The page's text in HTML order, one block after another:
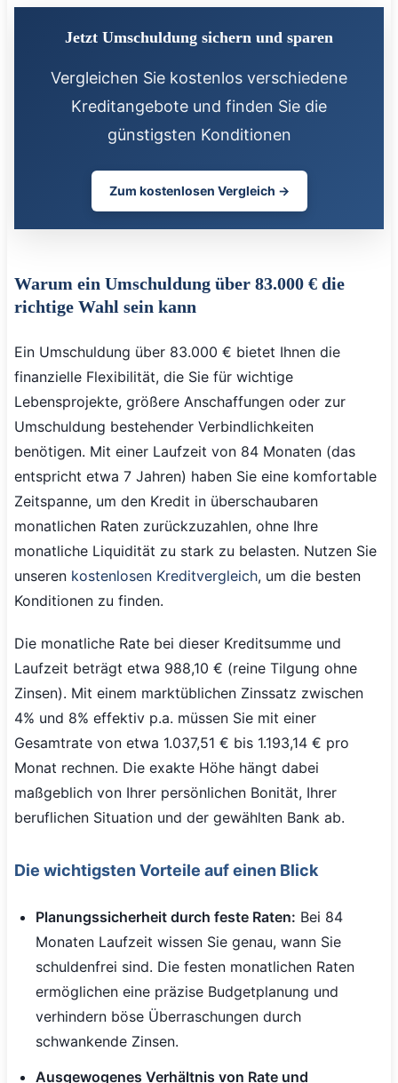
Jetzt Umschuldung sichern und sparen
Vergleichen Sie kostenlos verschiedene
Kreditangebote und finden Sie die
günstigsten Konditionen
Zum kostenlosen Vergleich →
Warum ein Umschuldung über 83.000 € die
richtige Wahl sein kann
Ein Umschuldung über 83.000 € bietet Ihnen die
finanzielle Flexibilität, die Sie für wichtige
Lebensprojekte, größere Anschaffungen oder zur
Umschuldung bestehender Verbindlichkeiten
benötigen. Mit einer Laufzeit von 84 Monaten (das
entspricht etwa 7 Jahren) haben Sie eine komfortable
Zeitspanne, um den Kredit in überschaubaren
monatlichen Raten zurückzuzahlen, ohne Ihre
monatliche Liquidität zu stark zu belasten. Nutzen Sie
unseren kostenlosen Kreditvergleich, um die besten
Konditionen zu finden.
Die monatliche Rate bei dieser Kreditsumme und
Laufzeit beträgt etwa 988,10 € (reine Tilgung ohne
Zinsen). Mit einem marktüblichen Zinssatz zwischen
4% und 8% effektiv p.a. müssen Sie mit einer
Gesamtrate von etwa 1.037,51 € bis 1.193,14 € pro
Monat rechnen. Die exakte Höhe hängt dabei
maßgeblich von Ihrer persönlichen Bonität, Ihrer
beruflichen Situation und der gewählten Bank ab.
Die wichtigsten Vorteile auf einen Blick
Planungssicherheit durch feste Raten: Bei 84
Monaten Laufzeit wissen Sie genau, wann Sie
schuldenfrei sind. Die festen monatlichen Raten
ermöglichen eine präzise Budgetplanung und
verhindern böse Überraschungen durch
schwankende Zinsen.
Ausgewogenes Verhältnis von Rate und